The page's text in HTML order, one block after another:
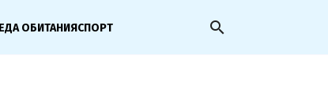
ОБИТАНИЯСПОРТ search